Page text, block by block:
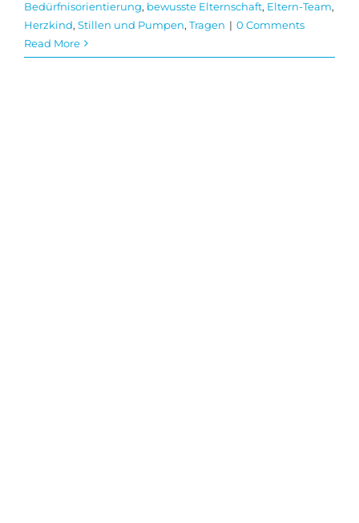
Bedürfnisorientierung, bewusste Elternschaft, Eltern-Team,
Herzkind, Stillen und Pumpen, Tragen | 0 Comments
Read More